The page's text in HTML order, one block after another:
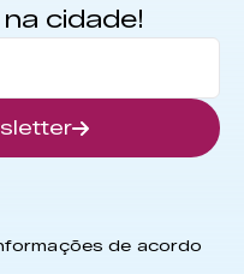
cidade!
de acordo